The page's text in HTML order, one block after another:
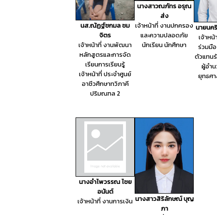
นส.ณัฏฐ์ชกมล ชม
จิตร
เจ้าหน้าที่ งานพัฒนา
หลักสูตรและการจัด
เรียนการเรียนรู้
เจ้าหน้าที่ ประจำศูนย์
อาชีวศึกษาทวิภาคี
ปริมณฑล 2
นางสาวณภัทร อรุณ
ส่ง
เจ้าหน้าที่ งานปกครอง
และความปลอดภัย
นักเรียน นักศึกษา
นายนค
เจ้าห
ร่วมมื
ตัวแทน
ผู้อำ
ยุทธศ
นางอำไพวรรณ ไชย
อนันต์
เจ้าหน้าที่ งานการเงิน นางสาวสิริลักษณ์ บุญ
ภา